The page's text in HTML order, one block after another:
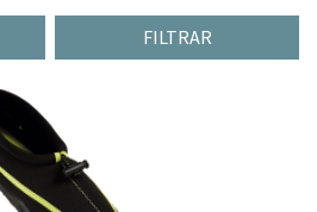
FILTRAR